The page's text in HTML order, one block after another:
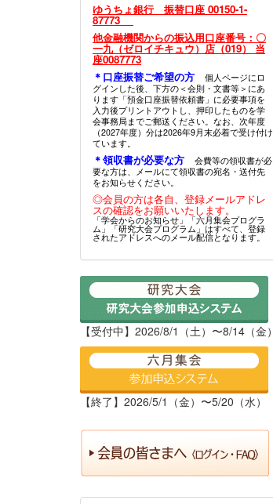
ゆうちょ銀行 振替口座 00150-1-
87773
他金融機関からの振込用口座番号：〇
一九（ゼロイチキュウ）店（019） 当
座0087773
＊口座振替ご希望の方
個人ページにロ
グインした後、下方の＜会則・文書等＞にあ
ります「預金口座振替依頼書」に必要事項を
入力後プリントアウトし、押印したものを学
会事務局までご郵送ください。なお、次年度
（2027年度）分は2026年9月末必着で受け付け
ています。
＊領収書が必要な方
会費等の領収書が必
要な方は、メールにて領収書の宛名・送付先
をお知らせください。
◎会員の方は各自、登録メールアドレ
スの確認をお願いいたします。
「学会からのお知らせ」「六月集会プログラ
ム」「研究大会プログラム」はすべて、登録
されたアドレスへのメール配信となります。
【受付中】2026/8/1（土）〜8/14（金）
【終了】2026/5/1（金）〜5/20（水）